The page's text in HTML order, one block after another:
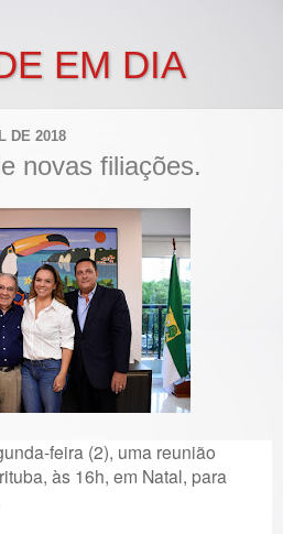
EM DIA
DE 2018
novas filiações.
feira (2), uma reunião
às 16h, em Natal, para